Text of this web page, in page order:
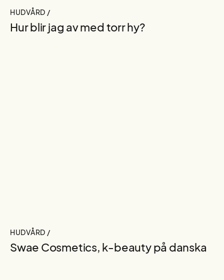
HUDVÅRD /
Hur blir jag av med torr hy?
HUDVÅRD /
Swae Cosmetics, k-beauty på danska